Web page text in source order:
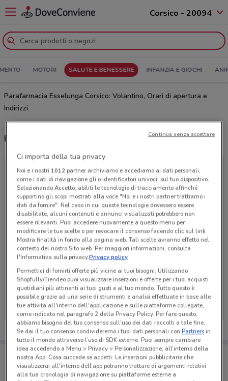
Corsico - 20094
MOTORI SALUTE E BENESSERE INFANZIA E GIOCHI
Parafarmacia Esselunga Corsico: Volantino, Orari di apertura e
Indirizzi
Ci dispiace, al momento non abbiamo pubblicato
volantini nella tua zona. Riprova più tardi.
Porta DoveConviene sempre con te!
Puoi trovare le migliori offerte dei negozi vicino a te,
salvarle e creare la tua lista del risparmio, comodamente
dal tuo cellulare.
Ci importa della tua privacy
Noi e i nostri 1012partner archiviamo e accediamo ai dati personali,
come i dati di navigazione gli o identificatori univoci, sul tuo dispositivo.
Selezionando Accetto, abiliti le tecnologie di tracciamento affinché
supportino gli scopi mostrati alla voce "Noi e i nostri partner trattiamo i
dati da fornire". Nel caso in cui queste tecnologie dovessero essere
disabilitate, alcuni contenuti e annunci visualizzati potrebbero non
essere rilevanti. Puoi accedere nuovamente a questo menu per
modificare le tue scelte o per revocare il consenso facendo clic sul link
Mostra finalità in fondo alla pagina web. Tali scelte avranno effetto nel
contesto del nostro Sito web. Per maggiori informazioni, consulta
l'Informativa sulla privacy.Privacy policy
Permettici di fornirti offerte più vicine ai tuoi bisogni: Utilizzando
Shopfully/Tiendeo puoi visualizzare inserzioni e offerte per i tuoi acquisti
quotidiani più attinenti ai tuoi gusti e al tuo mondo. Tutto questo è
possibile grazie ad una serie di strumenti e analisi effettuate in base alle
tue attività all'interno dell'applicazione e sulle piattaforme collegate,
come indicato nel paragrafo 2 della Privacy Policy. Per fare questo,
abbiamo bisogno del tuo consenso sull'uso dei dati raccolti a tale fine.
Se dai il tuo consenso condivideremo i tuoi dati personali conPartnersin
tutto il mondo attraverso l’uso di SDK esterne. Puoi sempre cambiare
idea accedendo a Menu > Privacy > Personalizzazione, all’interno della
nostra App. Cosa succede se accetti: Le inserzioni pubblicitarie che
visualizzerai all'interno dell’app potranno trattare di argomenti relativi
alla tua cronologia di navigazione su piattaforme esterne a
Continua senza accettare